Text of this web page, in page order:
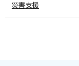
災害支援